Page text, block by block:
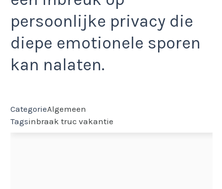
persoonlijke privacy die
diepe emotionele sporen
kan nalaten.
CategorieAlgemeen
Tagsinbraak truc vakantie